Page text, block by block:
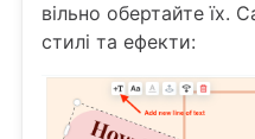
вільно обертайте їх.
стилі та ефекти: